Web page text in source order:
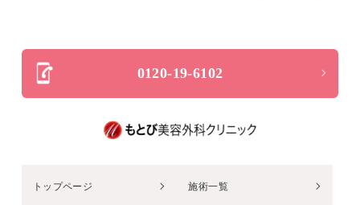
0120-19-6102
トップページ 施術一覧